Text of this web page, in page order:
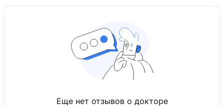
Еще нет отзывов о докторе